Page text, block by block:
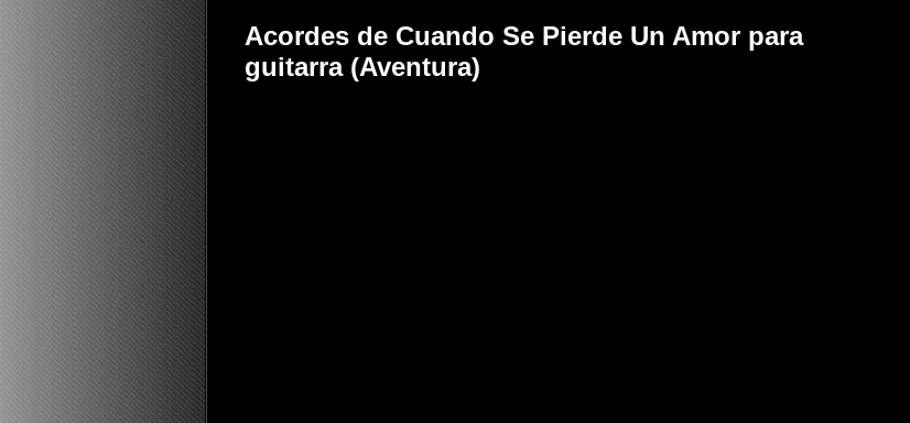
Acordes de Cuando Se Pierde Un Amor para
guitarra (Aventura)